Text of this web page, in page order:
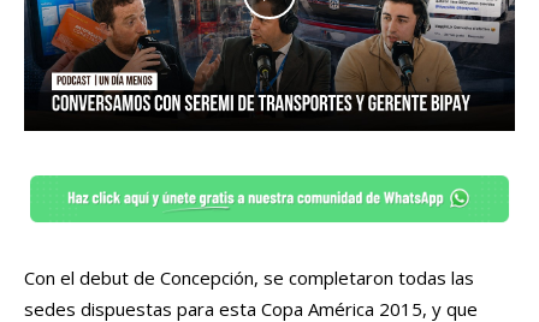
Con el debut de Concepción, se completaron todas las
sedes dispuestas para esta Copa América 2015, y que